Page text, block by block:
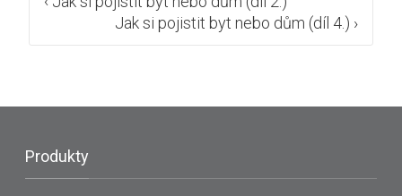
navigationJak si pojistit byt nebo dům (díl 4.) ›
Produkty